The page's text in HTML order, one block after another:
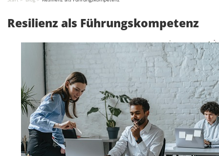
Resilienz als Führungskompetenz